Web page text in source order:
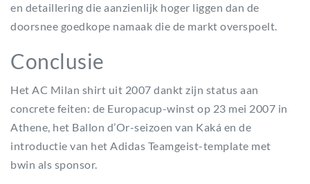
en detaillering die aanzienlijk hoger liggen dan de
doorsnee goedkope namaak die de markt overspoelt.
Conclusie
Het AC Milan shirt uit 2007 dankt zijn status aan
concrete feiten: de Europacup-winst op 23 mei 2007 in
Athene, het Ballon d’Or-seizoen van Kaká en de
introductie van het Adidas Teamgeist-template met
bwin als sponsor.